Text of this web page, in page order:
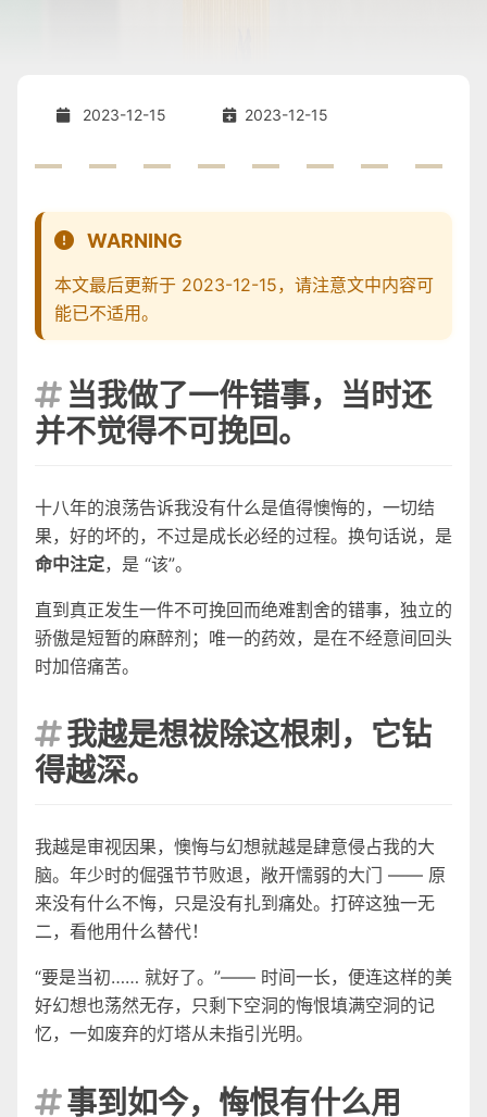
2023-12-15 2023-12-15
WARNING
本文最后更新于 2023-12-15，请注意文中内容可
能已不适用。
 当我做了一件错事，当时还
并不觉得不可挽回。
十八年的浪荡告诉我没有什么是值得懊悔的，一切结
果，好的坏的，不过是成长必经的过程。换句话说，是
命中注定，是 “该”。
直到真正发生一件不可挽回而绝难割舍的错事，独立的
骄傲是短暂的麻醉剂；唯一的药效，是在不经意间回头
时加倍痛苦。
我越是想祓除这根刺，它钻
得越深。
我越是审视因果，懊悔与幻想就越是肆意侵占我的大
脑。年少时的倔强节节败退，敞开懦弱的大门 —— 原
来没有什么不悔，只是没有扎到痛处。打碎这独一无
二，看他用什么替代！
“要是当初…… 就好了。”—— 时间一长，便连这样的美
好幻想也荡然无存，只剩下空洞的悔恨填满空洞的记
忆，一如废弃的灯塔从未指引光明。
事到如今，悔恨有什么用